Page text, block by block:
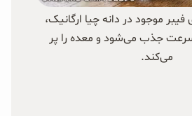
فیبر موجود در دانه چیا ارگانیک،
جذب می‌شود و معده را پر
می‌کند.